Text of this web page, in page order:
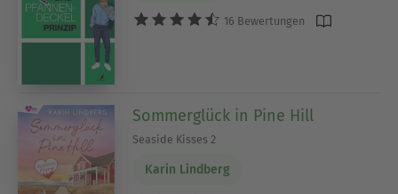
16 Bewertungen
Sommerglück in Pine Hill
Seaside Kisses 2
Karin Lindberg